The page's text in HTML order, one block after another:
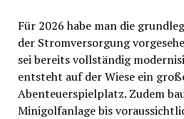
Für 2026 habe man die
der Stromversorgung
sei bereits vollständig
entsteht auf der Wiese ein
Abenteuerspielplatz. Zudem
Minigolfanlage bis